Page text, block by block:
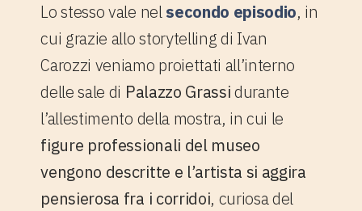
Lo stesso vale nelsecondo episodio, in
cui grazie allo storytelling di Ivan
Carozzi veniamo proiettati all’interno
delle sale di Palazzo Grassidurante
l’allestimento della mostra, in cui le
figure professionali del museo
vengono descritte e l’artista si aggira
pensierosa fra i corridoi, curiosa del